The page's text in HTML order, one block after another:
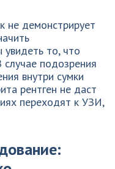
не демонстрирует
то, что
подозрения
внутри сумки
рентген не даст
переходят к УЗИ,